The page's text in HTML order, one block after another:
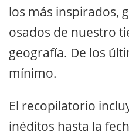
los más inspirados,
osados de nuestro
geografía. De los
mínimo.
El recopilatorio
inéditos hasta la